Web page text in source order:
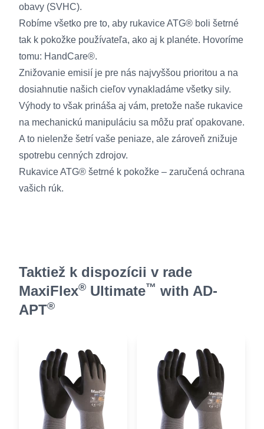
obavy (SVHC).
Robíme všetko pre to, aby rukavice ATG® boli šetrné
tak k pokožke používateľa, ako aj k planéte. Hovoríme
tomu: HandCare®.
Znižovanie emisií je pre nás najvyššou prioritou a na
dosiahnutie našich cieľov vynakladáme všetky sily.
Výhody to však prináša aj vám, pretože naše rukavice
na mechanickú manipuláciu sa môžu prať opakovane.
A to nielenže šetrí vaše peniaze, ale zároveň znižuje
spotrebu cenných zdrojov.
Rukavice ATG® šetrné k pokožke – zaručená ochrana
vašich rúk.
Taktiež k dispozícii v rade
MaxiFlex® Ultimate™ with AD-
APT®